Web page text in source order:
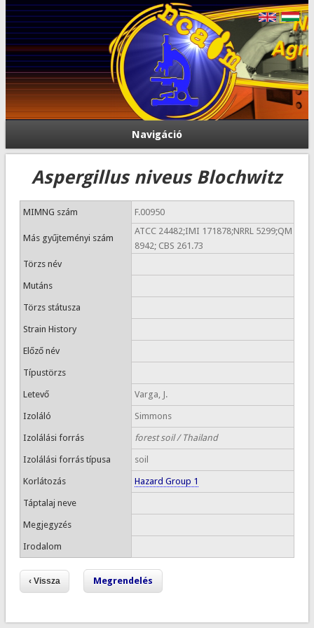
Navigáció
Aspergillus niveus Blochwitz
MIMNG szám F.00950
Más gyűjteményi szám
ATCC 24482;IMI 171878;NRRL 5299;QM
8942; CBS 261.73
Törzs név
Mutáns
Törzs státusza
Strain History
Előző név
Típustörzs
Letevő Varga, J.
Izoláló Simmons
Izolálási forrás forest soil / Thailand
Izolálási forrás típusa soil
Korlátozás Hazard Group 1
Táptalaj neve
Megjegyzés
Irodalom
Megrendelés